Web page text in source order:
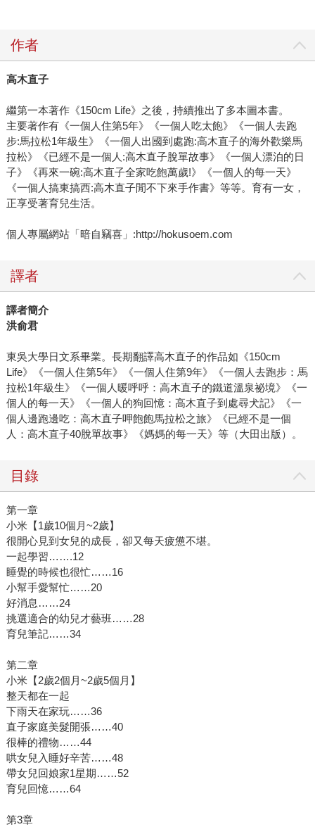
作者
高木直子
繼第一本著作《150cm Life》之後，持續推出了多本圖本書。
主要著作有《一個人住第5年》《一個人吃太飽》《一個人去跑
步:馬拉松1年級生》《一個人出國到處跑:高木直子的海外歡樂馬
拉松》《已經不是一個人:高木直子脫單故事》《一個人漂泊的日
子》《再來一碗:高木直子全家吃飽萬歲!》《一個人的每一天》
《一個人搞東搞西:高木直子閒不下來手作書》等等。育有一女，
正享受著育兒生活。
個人專屬網站「暗自竊喜」:http://hokusoem.com
譯者
譯者簡介
洪俞君
東吳大學日文系畢業。長期翻譯高木直子的作品如《150cm
Life》《一個人住第5年》《一個人住第9年》《一個人去跑步：馬
拉松1年級生》《一個人暖呼呼：高木直子的鐵道溫泉祕境》《一
個人的每一天》《一個人的狗回憶：高木直子到處尋犬記》《一
個人邊跑邊吃：高木直子呷飽飽馬拉松之旅》《已經不是一個
人：高木直子40脫單故事》《媽媽的每一天》等（大田出版）。
目錄
第一章
小米【1歲10個月~2歲】
很開心見到女兒的成長，卻又每天疲憊不堪。
一起學習…….12
睡覺的時候也很忙……16
小幫手愛幫忙……20
好消息……24
挑選適合的幼兒才藝班……28
育兒筆記……34
第二章
小米【2歲2個月~2歲5個月】
整天都在一起
下雨天在家玩……36
直子家庭美髮開張……40
很棒的禮物……44
哄女兒入睡好辛苦……48
帶女兒回娘家1星期……52
育兒回憶……64
第3章